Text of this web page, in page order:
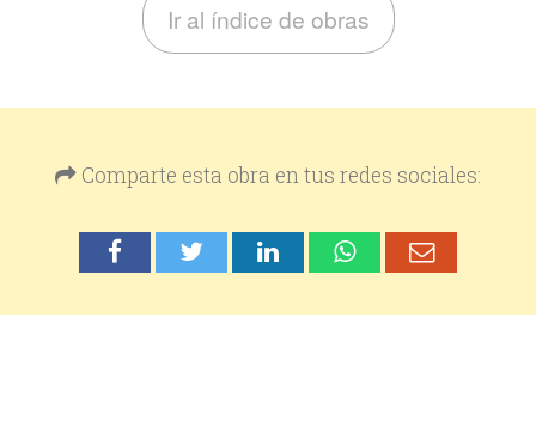
Ir al índice de obras
Comparte esta obra en tus redes sociales: